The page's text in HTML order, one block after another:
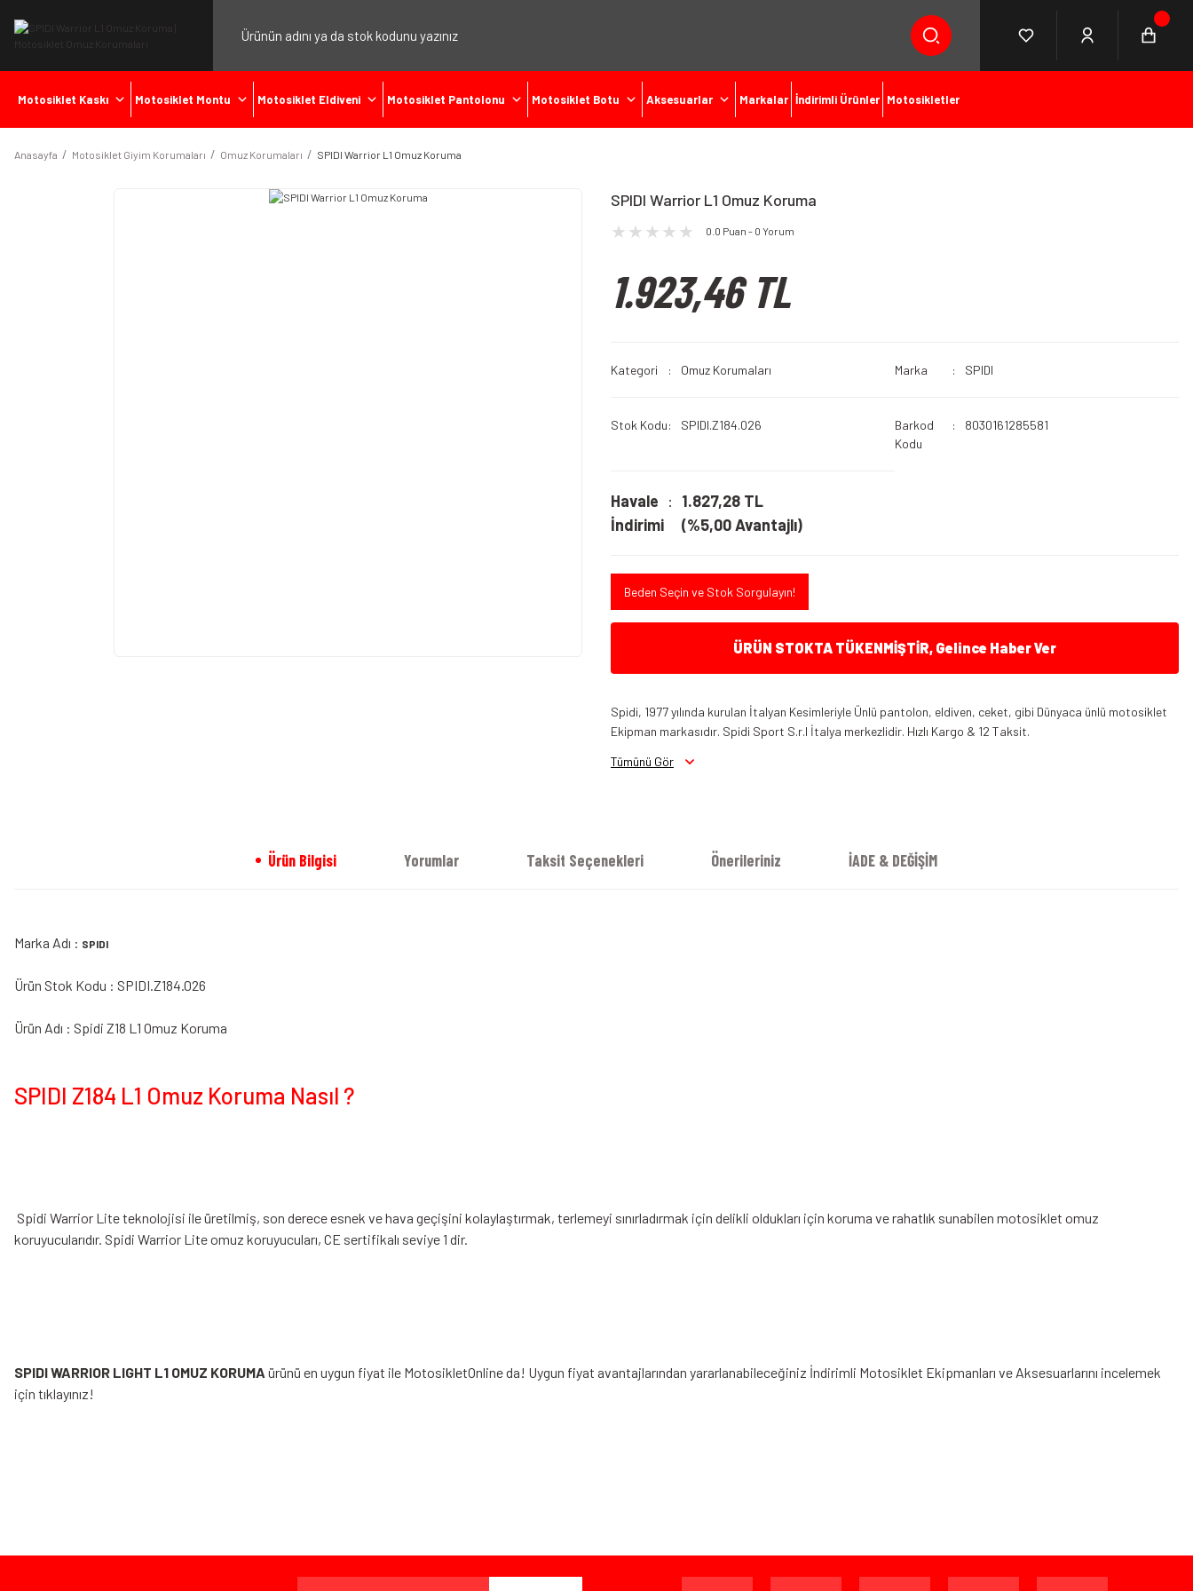
Motosiklet Kaskı Motosiklet Montu Motosiklet Eldiveni Motosiklet Pantolonu Motosiklet Botu Aksesuarlar Markalar İndirimli Ürünler Motosikletler
Anasayfa Motosiklet Giyim Korumaları Omuz Korumaları SPIDI Warrior L1 Omuz Koruma
SPIDI Warrior L1 Omuz Koruma
0.0 Puan - 0 Yorum
1.923,46 TL
Kategori Omuz Korumaları Marka SPIDI
Stok Kodu SPIDI.Z184.026
Barkod
Kodu
8030161285581
Havale
İndirimi
1.827,28 TL
(%5,00 Avantajlı)
Beden Seçin ve Stok Sorgulayın!
ÜRÜN STOKTA TÜKENMİŞTİR, Gelince Haber Ver
Spidi, 1977 yılında kurulan İtalyan Kesimleriyle Ünlü pantolon, eldiven, ceket, gibi Dünyaca ünlü motosiklet
Ekipman markasıdır. Spidi Sport S.r.l İtalya merkezlidir. Hızlı Kargo & 12 Taksit.
Tümünü Gör
Ürün Bilgisi Yorumlar Taksit Seçenekleri Önerileriniz İADE & DEĞİŞİM
Marka Adı : SPIDI
Ürün Stok Kodu : SPIDI.Z184.026
Ürün Adı : Spidi Z18 L1 Omuz Koruma
SPIDI Z184 L1 Omuz Koruma Nasıl ?
Spidi Warrior Lite teknolojisi ile üretilmiş, son derece esnek ve hava geçişini kolaylaştırmak, terlemeyi sınırladırmak için delikli oldukları için koruma ve rahatlık sunabilen motosiklet omuz
koruyucularıdır. Spidi Warrior Lite omuz koruyucuları, CE sertifikalı seviye 1 dir.
SPIDI WARRIOR LIGHT L1 OMUZ KORUMA ürünü en uygun fiyat ile MotosikletOnline da! Uygun fiyat avantajlarından yararlanabileceğiniz İndirimli Motosiklet Ekipmanları ve Aksesuarlarını incelemek
için tıklayınız!
Ürün bilgilerinde hatalar bulunuyor.